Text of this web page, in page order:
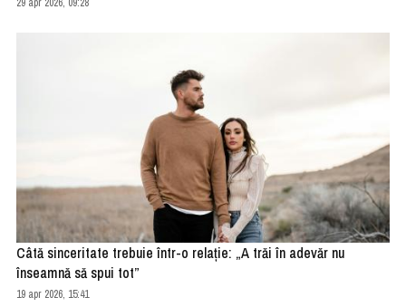
Câtă sinceritate trebuie într-o relație: „A trăi în adevăr nu
înseamnă să spui tot”
19 apr 2026, 15:41